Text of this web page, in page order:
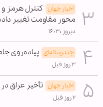
اخبار جهان کنترل هرمز و
محور مقاومت تغییر
دیروز ۱۶:۳۰
چندرسانه‌ای پیاده‌روی
۳ روز قبل
اخبار جهان تأخیر عراق در
۲ روز قبل